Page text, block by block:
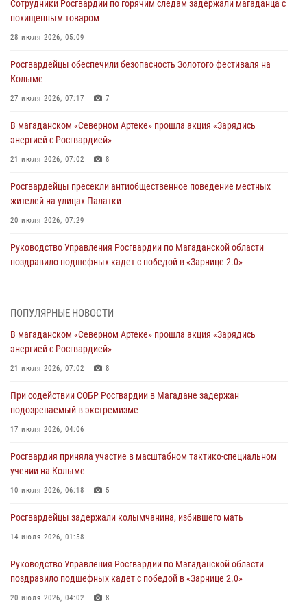
Сотрудники Росгвардии по горячим следам задержали магаданца с
похищенным товаром
28 июля 2026, 05:09
Росгвардейцы обеспечили безопасность Золотого фестиваля на
Колыме
27 июля 2026, 07:17 7
В магаданском «Северном Артеке» прошла акция «Зарядись
энергией с Росгвардией»
21 июля 2026, 07:02 8
Росгвардейцы пресекли антиобщественное поведение местных
жителей на улицах Палатки
20 июля 2026, 07:29
Руководство Управления Росгвардии по Магаданской области
поздравило подшефных кадет с победой в «Зарнице 2.0»
При содействии СОБР Росгвардии в Магадане задержан
17 июля 2026, 04:06
«Каникулы с Росгвардией» продолжаются на Колыме
Начальник Главного штаба – первый заместитель директора
Росгвардии Герой России генерал-полковник Сергей Бойко
15 июля 2026, 06:21
Кинологический тандем из Магадана завоевал бронзу на
15 июля 2026, 04:34
ПОПУЛЯРНЫЕ НОВОСТИ
В магаданском «Северном Артеке» прошла акция «Зарядись
энергией с Росгвардией»
21 июля 2026, 07:02 8
При содействии СОБР Росгвардии в Магадане задержан
подозреваемый в экстремизме
17 июля 2026, 04:06
Росгвардия приняла участие в масштабном тактико-специальном
учении на Колыме
10 июля 2026, 06:18 5
Росгвардейцы задержали колымчанина, избившего мать
14 июля 2026, 01:58
Руководство Управления Росгвардии по Магаданской области
поздравило подшефных кадет с победой в «Зарнице 2.0»
20 июля 2026, 04:02 8